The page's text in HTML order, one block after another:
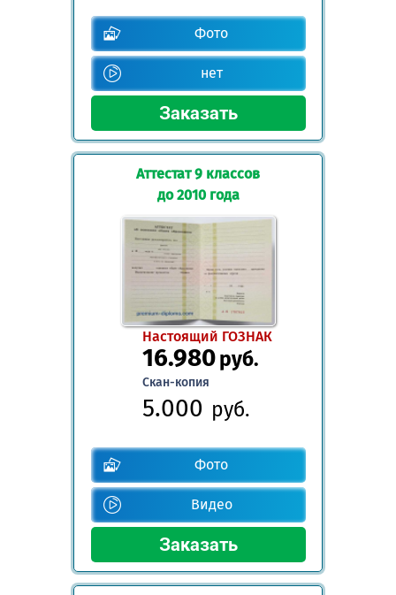
Фото
нет
Аттестат 9 классов
до 2010 года
Настоящий ГОЗНАК
16.980руб.
Скан-копия
5.000 руб.
Фото
Видео